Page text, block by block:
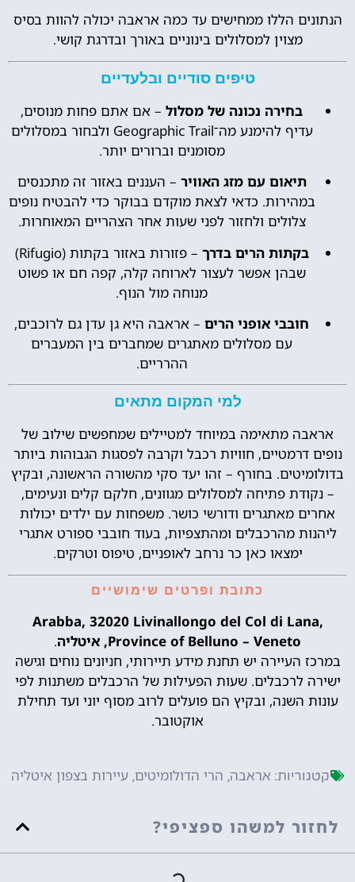
הנתונים הללו ממחישים עד כמה אראבה יכולה להוות בסיס
מצוין למסלולים בינוניים באורך ובדרגת קושי.
טיפים סודיים ובלעדיים
בחירה נכונה של מסלול – אם אתם פחות מנוסים,
עדיף להימנע מה־Geographic Trail ולבחור במסלולים
מסומנים וברורים יותר.
תיאום עם מזג האוויר – העננים באזור זה מתכנסים
במהירות. כדאי לצאת מוקדם בבוקר כדי להבטיח נופים
צלולים ולחזור לפני שעות אחר הצהריים המאוחרות.
בקתות הרים בדרך
– פזורות באזור בקתות (Rifugio)
שבהן אפשר לעצור לארוחה קלה, קפה חם או פשוט
מנוחה מול הנוף.
חובבי אופני הרים – אראבה היא גן עדן גם לרוכבים,
עם מסלולים מאתגרים שמחברים בין המעברים
ההרריים.
למי המקום מתאים
אראבה מתאימה במיוחד למטיילים שמחפשים שילוב של
נופים דרמטיים, חוויות רכבל וקרבה לפסגות הגבוהות ביותר
בדולומיטים. בחורף – זהו יעד סקי מהשורה הראשונה, ובקיץ
– נקודת פתיחה למסלולים מגוונים, חלקם קלים ונעימים,
אחרים מאתגרים ודורשי כושר. משפחות עם ילדים יכולות
ליהנות מהרכבלים ומהתצפיות, בעוד חובבי ספורט אתגרי
ימצאו כאן כר נרחב לאופניים, טיפוס וטרקים.
כתובת ופרטים שימושיים
Arabba, 32020 Livinallongo del Col di Lana,
Province of Belluno – Veneto, איטליה
.
במרכז העיירה יש תחנת מידע תיירותי, חניונים נוחים וגישה
ישירה לרכבלים. שעות הפעילות של הרכבלים משתנות לפי
עונות השנה, ובקיץ הם פועלים לרוב מסוף יוני ועד תחילת
אוקטובר.
קטגוריות: אראבה, הרי הדולומיטים,עיירות בצפון איטליה
לחזור למשהו ספציפי?